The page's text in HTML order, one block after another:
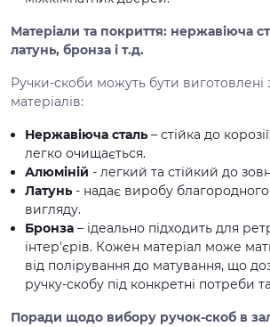
Матеріали та покриття: нержавіюча
латунь, бронза і т.д.
Ручки-скоби можуть бути виготовлені
матеріалів:
Нержавіюча сталь – стійка до
легко очищається.
Алюміній - легкий та стійкий до
Латунь - надає виробу
вигляду.
Бронза – ідеально підходить для
інтер'єрів. Кожен матеріал може
від полірування до матування, що
ручку-скобу під конкретні потреби
Поради щодо вибору ручок-скоб в